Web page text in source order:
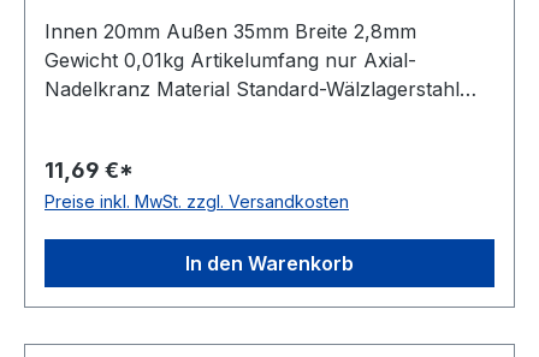
Innen 20mm Außen 35mm Breite 2,8mm
Gewicht 0,01kg Artikelumfang nur Axial-
Nadelkranz Material Standard-Wälzlagerstahl
11,69 €*
Preise inkl. MwSt. zzgl. Versandkosten
In den Warenkorb